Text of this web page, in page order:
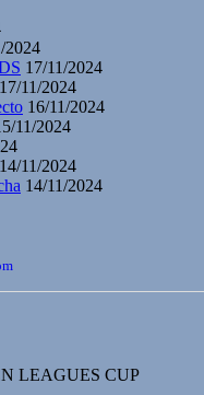
2024
17/11/2024
17/11/2024
16/11/2024
11/2024
14/11/2024
14/11/2024
LEAGUES CUP